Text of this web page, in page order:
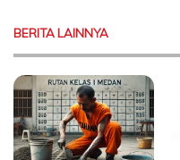
BERITA LAINNYA